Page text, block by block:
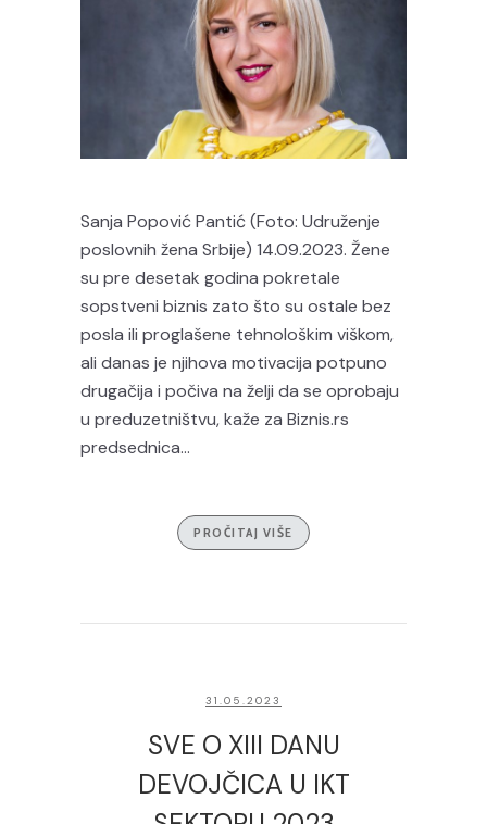
Sanja Popović Pantić (Foto: Udruženje
poslovnih žena Srbije) 14.09.2023. Žene
su pre desetak godina pokretale
sopstveni biznis zato što su ostale bez
posla ili proglašene tehnološkim viškom,
ali danas je njihova motivacija potpuno
drugačija i počiva na želji da se oprobaju
u preduzetništvu, kaže za Biznis.rs
predsednica...
PROČITAJ VIŠE
31.05.2023
SVE O XIII DANU
DEVOJČICA U IKT